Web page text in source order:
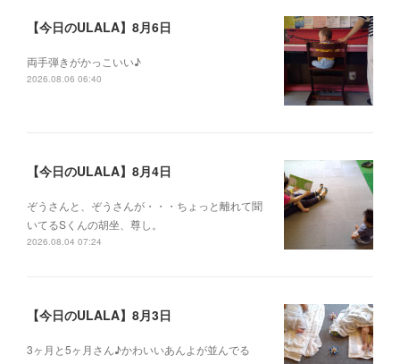
【今日のULALA】8月6日
両手弾きがかっこいい♪
2026.08.06 06:40
【今日のULALA】8月4日
ぞうさんと、ぞうさんが・・・ちょっと離れて聞
いてるSくんの胡坐、尊し。
2026.08.04 07:24
【今日のULALA】8月3日
3ヶ月と5ヶ月さん♪かわいいあんよが並んでる